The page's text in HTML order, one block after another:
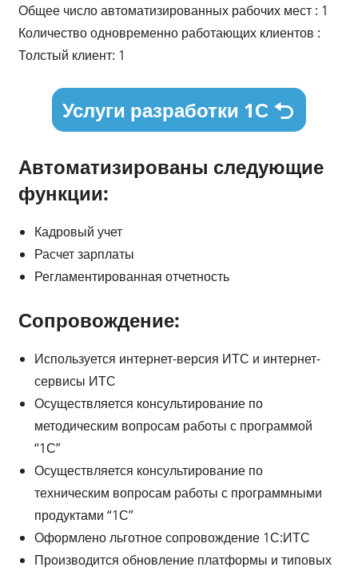
Общее число автоматизированных рабочих мест : 1
Количество одновременно работающих клиентов :
Толстый клиент: 1
Услуги разработки 1С
Автоматизированы следующие
функции:
Кадровый учет
Расчет зарплаты
Регламентированная отчетность
Сопровождение:
Используется интернет-версия ИТС и интернет-
сервисы ИТС
Осуществляется консультирование по
методическим вопросам работы с программой
“1С”
Осуществляется консультирование по
техническим вопросам работы с программными
продуктами “1С”
Оформлено льготное сопровождение 1С:ИТС
Производится обновление платформы и типовых